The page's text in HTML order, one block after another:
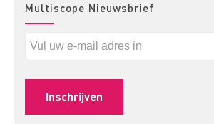
Multiscope Nieuwsbrief